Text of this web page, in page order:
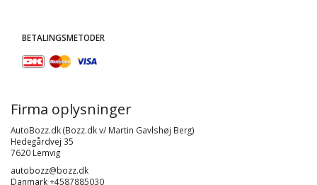
BETALINGSMETODER
Firma oplysninger
AutoBozz.dk (Bozz.dk v/ Martin Gavlshøj Berg)
Hedegårdvej 35
7620 Lemvig
autobozz@bozz.dk
Danmark +4587885030